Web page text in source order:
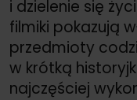
i dzielenie się
filmiki pokazują
przedmioty
w krótką
najczęściej